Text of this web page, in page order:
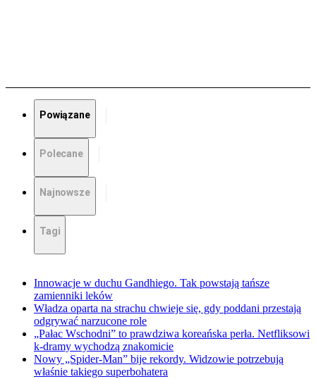
Powiązane
Polecane
Najnowsze
Tagi
Innowacje w duchu Gandhiego. Tak powstają tańsze
zamienniki leków
Władza oparta na strachu chwieje się, gdy poddani przestają
odgrywać narzucone role
„Pałac Wschodni” to prawdziwa koreańska perła. Netfliksowi
k-dramy wychodzą znakomicie
Nowy „Spider-Man” bije rekordy. Widzowie potrzebują
właśnie takiego superbohatera